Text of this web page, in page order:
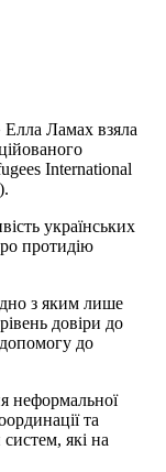
Ламах взяла
International
українських
протидію
з яким лише
довіри до
до
неформальної
та
які на